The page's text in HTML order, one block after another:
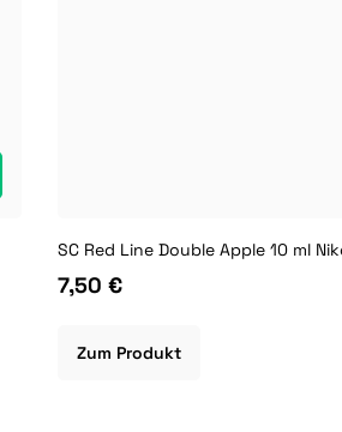
7,50 €
Zum Produkt